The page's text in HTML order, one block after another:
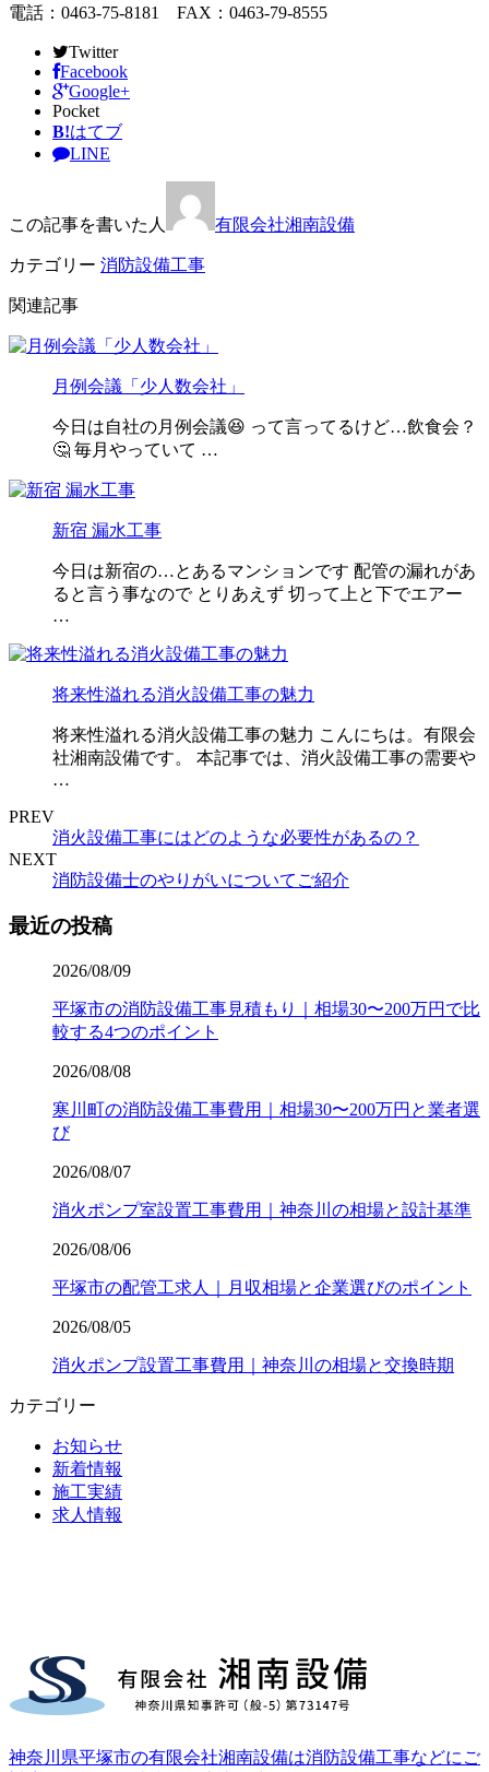
電話：0463-75-8181 FAX：0463-79-8555
Twitter
Facebook
Google+
Pocket
B!はてブ
LINE
この記事を書いた人 有限会社湘南設備
カテゴリー 消防設備工事
関連記事
月例会議「少人数会社」
今日は自社の月例会議😆 って言ってるけど…飲食会？
🤔 毎月やっていて …
新宿 漏水工事
今日は新宿の…とあるマンションです 配管の漏れがあ
ると言う事なので とりあえず 切って上と下でエアー
…
将来性溢れる消火設備工事の魅力
将来性溢れる消火設備工事の魅力 こんにちは。有限会
社湘南設備です。 本記事では、消火設備工事の需要や
…
PREV
消火設備工事にはどのような必要性があるの？
NEXT
消防設備士のやりがいについてご紹介
最近の投稿
2026/08/09
平塚市の消防設備工事見積もり｜相場30〜200万円で比
較する4つのポイント
2026/08/08
寒川町の消防設備工事費用｜相場30〜200万円と業者選
び
2026/08/07
消火ポンプ室設置工事費用｜神奈川の相場と設計基準
2026/08/06
平塚市の配管工求人｜月収相場と企業選びのポイント
2026/08/05
消火ポンプ設置工事費用｜神奈川の相場と交換時期
カテゴリー
お知らせ
新着情報
施工実績
求人情報
神奈川県平塚市の有限会社湘南設備は消防設備工事などにご